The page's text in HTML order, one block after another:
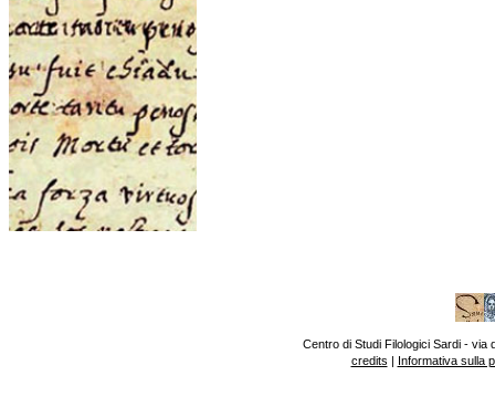
Centro di Studi Filologici Sardi - via
credits | Informativa sulla